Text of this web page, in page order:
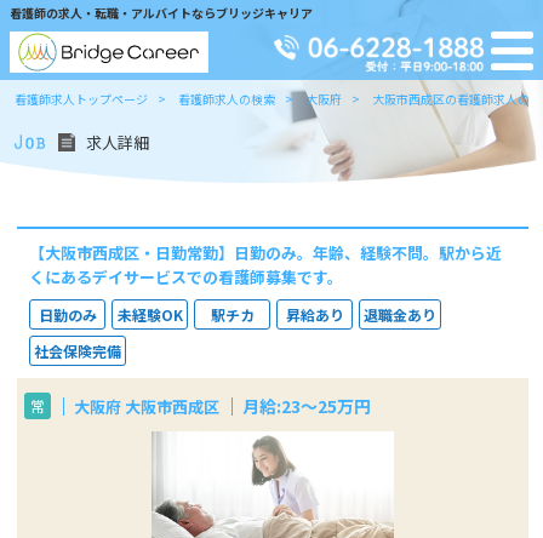
看護師の求人・転職・アルバイトならブリッジキャリア
看護師求人トップページ 看護師求人の検索 大阪府 大阪市西成区の看護師求人の
求人詳細
【大阪市西成区・日勤常勤】日勤のみ。年齢、経験不問。駅から近
くにあるデイサービスでの看護師募集です。
日勤のみ 未経験OK 駅チカ 昇給あり
退職金あり
社会保険完備
常 大阪府 大阪市西成区 月給:23～25万円